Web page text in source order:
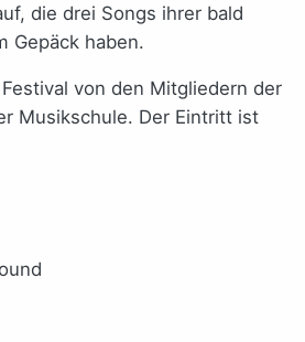
die drei Songs ihrer bald
Gepäck haben.
von den Mitgliedern der
Musikschule. Der Eintritt ist